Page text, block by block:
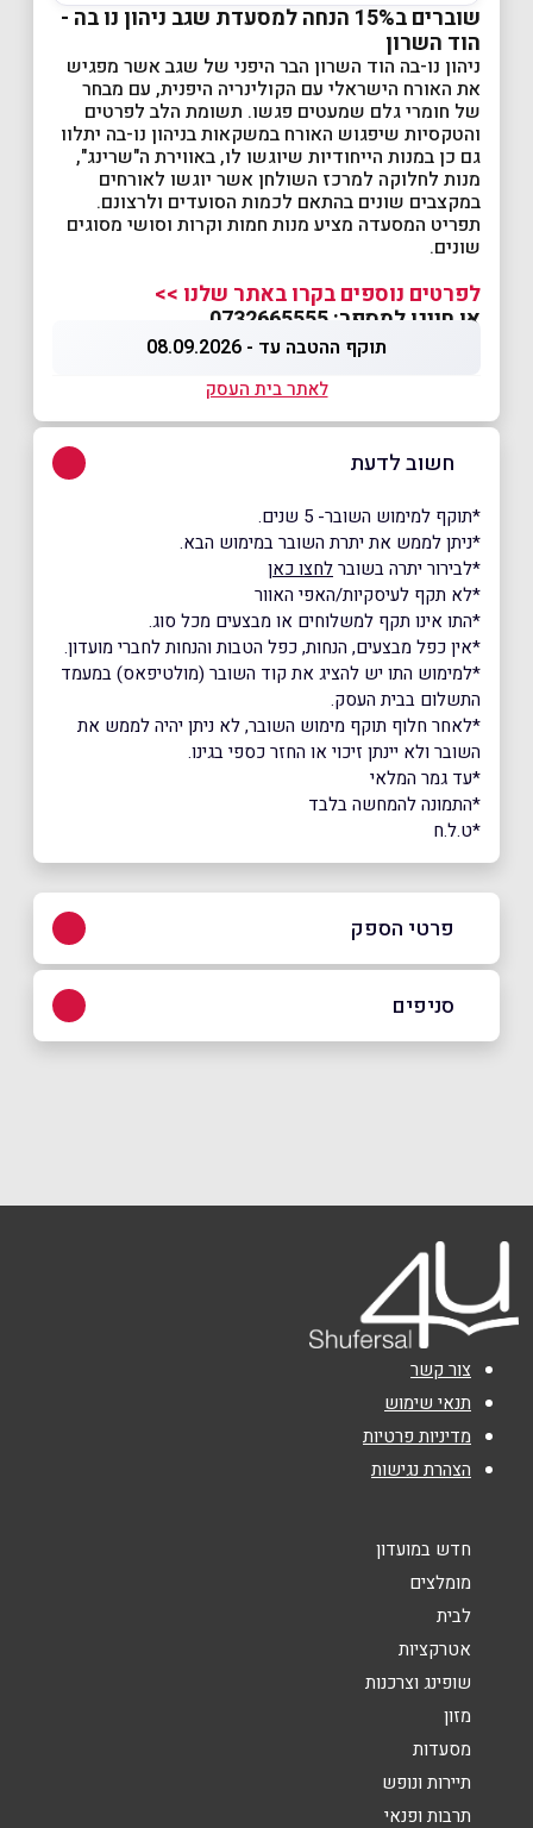
שוברים ב15% הנחה למסעדת שגב ניהון נו בה -
הוד השרון
ניהון נו-בה הוד השרון הבר היפני של שגב אשר מפגיש
את האורח הישראלי עם הקולינריה היפנית, עם מבחר
של חומרי גלם שמעטים פגשו. תשומת הלב לפרטים
והטקסיות שיפגוש האורח במשקאות בניהון נו-בה יתלוו
גם כן במנות הייחודיות שיוגשו לו, באווירת ה"שרינג",
מנות לחלוקה למרכז השולחן אשר יוגשו לאורחים
במקצבים שונים בהתאם לכמות הסועדים ולרצונם.
תפריט המסעדה מציע מנות חמות וקרות וסושי מסוגים
שונים.
לפרטים נוספים בקרו באתר שלנו >>
או חייגו למספר: 0732665555
תוקף ההטבה עד - 08.09.2026
לאתר בית העסק
חשוב לדעת
*תוקף למימוש השובר- 5 שנים.
*ניתן לממש את יתרת השובר במימוש הבא.
*לבירור יתרה בשוברלחצו כאן
*לא תקף לעיסקיות/האפי האוור
*התו אינו תקף למשלוחים או מבצעים מכל סוג.
*אין כפל מבצעים, הנחות, כפל הטבות והנחות לחברי מועדון.
*למימוש התו יש להציג את קוד השובר (מולטיפאס) במעמד
התשלום בבית העסק.
*לאחר חלוף תוקף מימוש השובר, לא ניתן יהיה לממש את
השובר ולא יינתן זיכוי או החזר כספי בגינו.
*עד גמר המלאי
*התמונה להמחשה בלבד
*ט.ל.ח
פרטי הספק
באתר בפייסבוק באינסטגרם
טלפון
אימייל*
נושא*
אנא חזרו אלי בקשר ל...
סניפים
צור קשר
תנאי שימוש
מדיניות פרטיות
הצהרת נגישות
חדש במועדון
מומלצים
לבית
אטרקציות
שופינג וצרכנות
מזון
מסעדות
תיירות ונופש
תרבות ופנאי